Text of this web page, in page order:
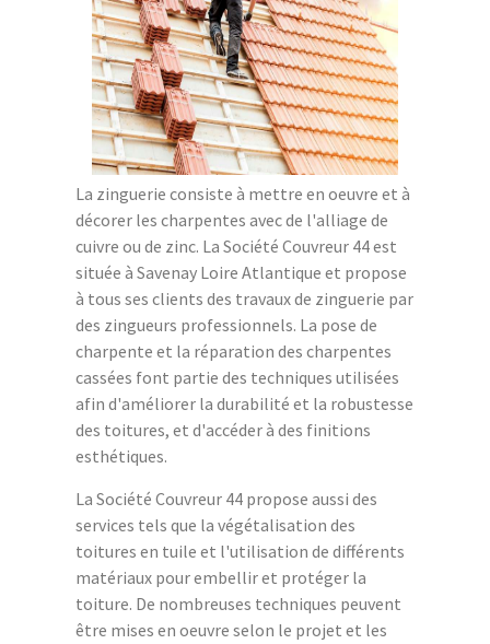
La zinguerie consiste à mettre en oeuvre et à
décorer les charpentes avec de l'alliage de
cuivre ou de zinc. La Société Couvreur 44 est
située à Savenay Loire Atlantique et propose
à tous ses clients des travaux de zinguerie par
des zingueurs professionnels. La pose de
charpente et la réparation des charpentes
cassées font partie des techniques utilisées
afin d'améliorer la durabilité et la robustesse
des toitures, et d'accéder à des finitions
esthétiques.
La Société Couvreur 44 propose aussi des
services tels que la végétalisation des
toitures en tuile et l'utilisation de différents
matériaux pour embellir et protéger la
toiture. De nombreuses techniques peuvent
être mises en oeuvre selon le projet et les